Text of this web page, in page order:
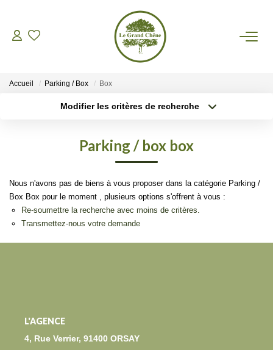
VENTES
AGENCE
Accueil Parking / Box Box
Modifier les critères de recherche
Budget max Plus de critères
Parking / box box
Nous n'avons pas de biens à vous proposer dans la catégorie Parking /
Box Box pour le moment , plusieurs options s'offrent à vous :
Re-soumettre la recherche avec moins de critères.
Transmettez-nous votre demande
L'AGENCE
4, Rue Verrier, 91400 ORSAY